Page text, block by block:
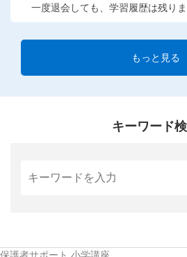
一度退会しても、学習履歴は残り
もっと見る
キーワード
保護者サポート 小学講座